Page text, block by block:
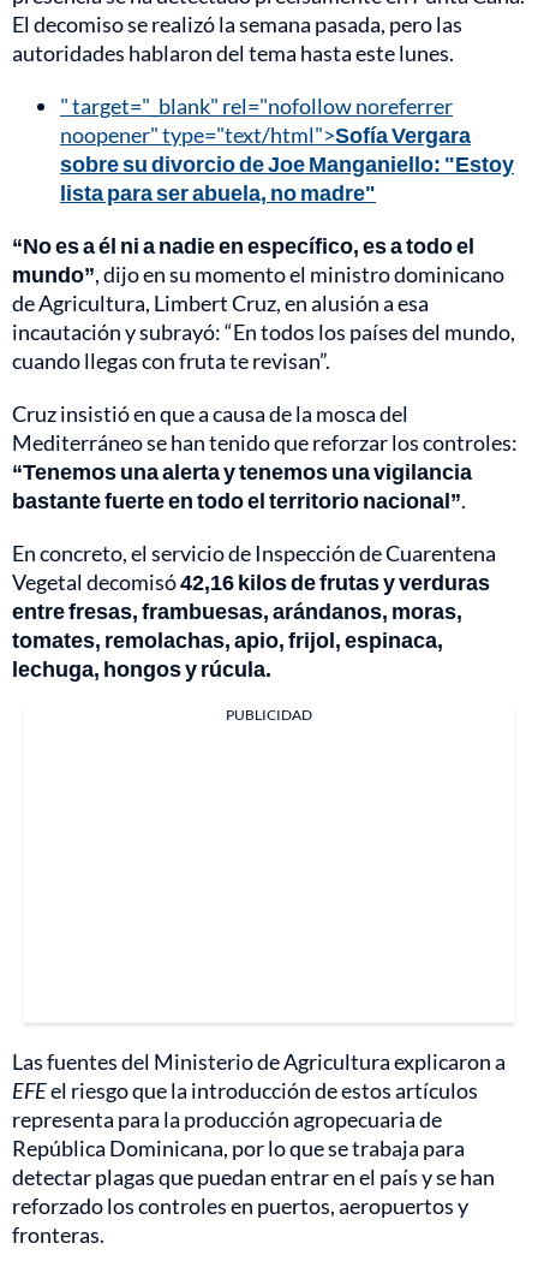
El decomiso se realizó la semana pasada, pero las
autoridades hablaron del tema hasta este lunes.
" target="_blank" rel="nofollow noreferrer
noopener" type="text/html">Sofía Vergara
sobre su divorcio de Joe Manganiello: "Estoy
lista para ser abuela, no madre"
“No es a él ni a nadie en específico, es a todo el
mundo”, dijo en su momento el ministro dominicano
de Agricultura, Limbert Cruz, en alusión a esa
incautación y subrayó: “En todos los países del mundo,
cuando llegas con fruta te revisan”.
Cruz insistió en que a causa de la mosca del
Mediterráneo se han tenido que reforzar los controles:
“Tenemos una alerta y tenemos una vigilancia
bastante fuerte en todo el territorio nacional”.
En concreto, el servicio de Inspección de Cuarentena
Vegetal decomisó42,16 kilos de frutas y verduras
entre fresas, frambuesas, arándanos, moras,
tomates, remolachas, apio, frijol, espinaca,
lechuga, hongos y rúcula.
PUBLICIDAD
Las fuentes del Ministerio de Agricultura explicaron a
EFEel riesgo que la introducción de estos artículos
representa para la producción agropecuaria de
República Dominicana, por lo que se trabaja para
detectar plagas que puedan entrar en el país y se han
reforzado los controles en puertos, aeropuertos y
fronteras.